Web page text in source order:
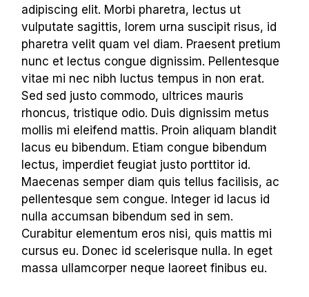
adipiscing elit. Morbi pharetra, lectus ut
vulputate sagittis, lorem urna suscipit risus, id
pharetra velit quam vel diam. Praesent pretium
nunc et lectus congue dignissim. Pellentesque
vitae mi nec nibh luctus tempus in non erat.
Sed sed justo commodo, ultrices mauris
rhoncus, tristique odio. Duis dignissim metus
mollis mi eleifend mattis. Proin aliquam blandit
lacus eu bibendum. Etiam congue bibendum
lectus, imperdiet feugiat justo porttitor id.
Maecenas semper diam quis tellus facilisis, ac
pellentesque sem congue. Integer id lacus id
nulla accumsan bibendum sed in sem.
Curabitur elementum eros nisi, quis mattis mi
cursus eu. Donec id scelerisque nulla. In eget
massa ullamcorper neque laoreet finibus eu.